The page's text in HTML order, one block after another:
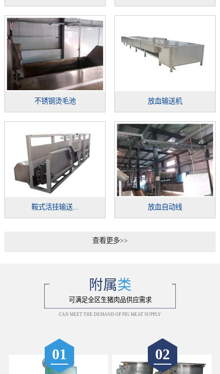
不锈钢烫毛池 放血输送机
鞍式活挂输送... 放血自动线
查看更多>>
附属类
可满足全区生猪肉品供应需求
CAN MEET THE DEMAND OF PIG MEAT SUPPLY
01 02